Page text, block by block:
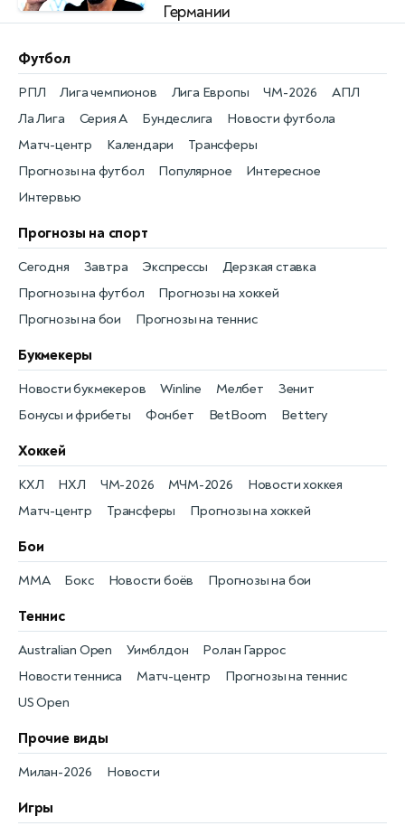
Германии
Футбол
Новости футбола
РПЛ
Матч-центр
Лига чемпионов
Календари
Лига Европы
Трансферы
ЧМ-2026
Прогнозы на футбол
АПЛ
Популярное
Ла Лига
Интересное
Серия А
Интервью
Бундеслига
Прогнозы на спорт
Прогнозы на футбол
Сегодня
Прогнозы на хоккей
Завтра
Прогнозы на бои
Экспрессы
Прогнозы на теннис
Дерзкая ставка
Букмекеры
Бонусы и фрибеты
Новости букмекеров
Фонбет
Winline
BetBoom
Мелбет
Bettery
Зенит
Хоккей
Новости хоккея
КХЛ
Матч-центр
НХЛ
Трансферы
ЧМ-2026
Прогнозы на хоккей
МЧМ-2026
Бои
Новости боёв
MMA Прогнозы на бои
Бокс
Теннис
Новости тенниса
Australian Open
Матч-центр
Уимблдон
Прогнозы на теннис
Ролан Гаррос
US Open
Прочие виды
Новости
Милан-2026
Игры